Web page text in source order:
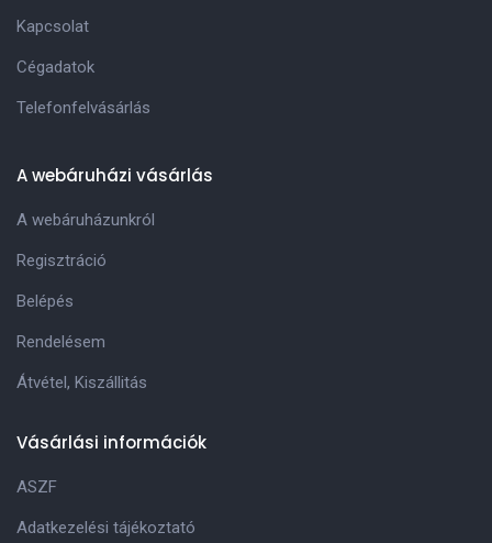
Kapcsolat
Cégadatok
Telefonfelvásárlás
A webáruházi vásárlás
A webáruházunkról
Regisztráció
Belépés
Rendelésem
Átvétel, Kiszállitás
Vásárlási információk
ASZF
Adatkezelési tájékoztató